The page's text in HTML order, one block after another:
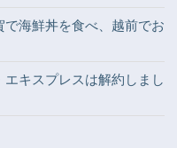
鮮丼を食べ、越前でお
キスプレスは解約しまし